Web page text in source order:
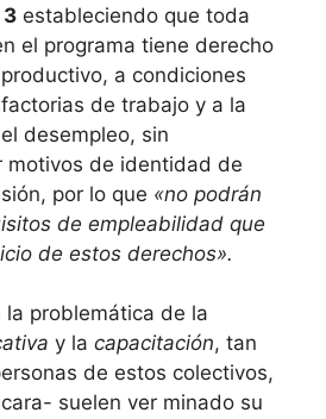
3 estableciendo que toda
el programa tiene derecho
a condiciones
de trabajo y a la
desempleo, sin
motivos de identidad de
por lo que «no podrán
de empleabilidad que
de estos derechos».
la problemática de la
y la capacitación, tan
de estos colectivos,
suelen ver minado su